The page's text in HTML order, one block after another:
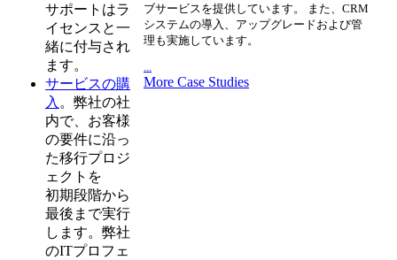
サポートはラ
イセンスと一
緒に付与され
ます。
サービスの購
入 。弊社の社
内で、お客様
の要件に沿っ
た移行プロジ
ェクトを
初期段階から
最後まで実行
します。弊社
のITプロフェ
ブサービスを提供しています。 また、CRM
システムの導入、アップグレードおよび管
理も実施しています。
...
More Case Studies